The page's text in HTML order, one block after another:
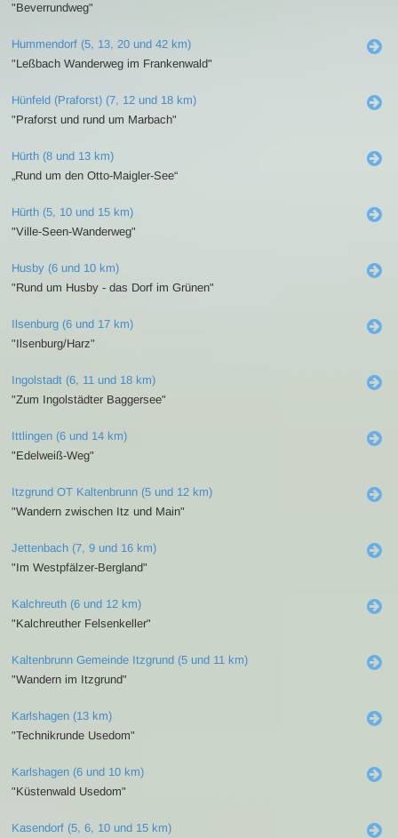
"Beverrundweg"
Hummendorf (5, 13, 20 und 42 km)
"Leßbach Wanderweg im Frankenwald"
Hünfeld (Praforst) (7, 12 und 18 km)
"Praforst und rund um Marbach"
Hürth (8 und 13 km)
„Rund um den Otto-Maigler-See“
Hürth (5, 10 und 15 km)
"Ville-Seen-Wanderweg"
Husby (6 und 10 km)
"Rund um Husby - das Dorf im Grünen"
Ilsenburg (6 und 17 km)
"Ilsenburg/Harz"
Ingolstadt (6, 11 und 18 km)
"Zum Ingolstädter Baggersee"
Ittlingen (6 und 14 km)
"Edelweiß-Weg"
Itzgrund OT Kaltenbrunn (5 und 12 km)
"Wandern zwischen Itz und Main"
Jettenbach (7, 9 und 16 km)
"Im Westpfälzer-Bergland"
Kalchreuth (6 und 12 km)
"Kalchreuther Felsenkeller"
Kaltenbrunn Gemeinde Itzgrund (5 und 11 km)
"Wandern im Itzgrund"
Karlshagen (13 km)
"Technikrunde Usedom"
Karlshagen (6 und 10 km)
"Küstenwald Usedom"
Kasendorf (5, 6, 10 und 15 km)